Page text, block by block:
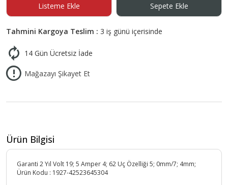
Listeme Ekle Sepete Ekle
Tahmini Kargoya Teslim : 3 iş günü içerisinde
14 Gün Ücretsiz İade
Mağazayı Şikayet Et
Ürün Bilgisi
Garanti 2 Yıl Volt 19; 5 Amper 4; 62 Uç Özelliği 5; 0mm/7; 4mm;
Ürün Kodu : 1927-42523645304